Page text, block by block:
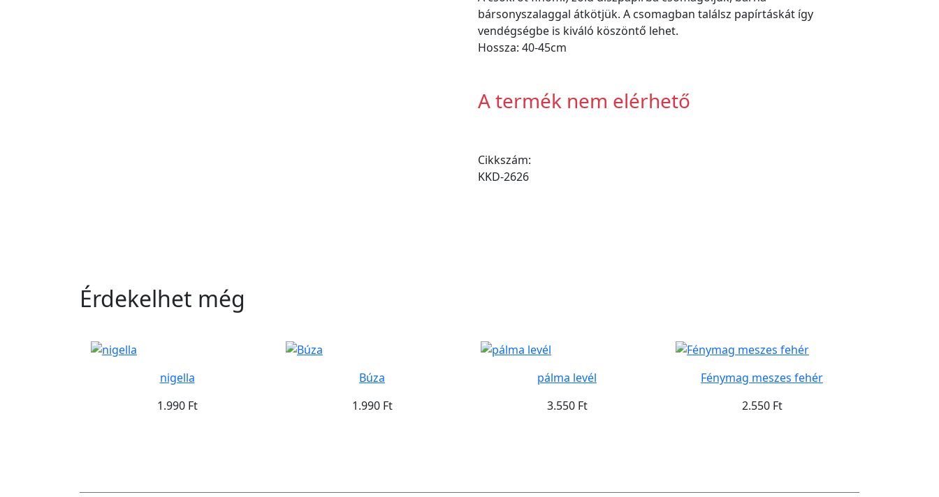
bársonyszalaggal átkötjük. A csomagban találsz papírtáskát így
vendégségbe is kiváló köszöntő lehet.
Hossza: 40-45cm
A termék nem elérhető
Cikkszám:
KKD-2626
Érdekelhet még
nigella
1.990 Ft
Búza
1.990 Ft
pálma levél
3.550 Ft
Fénymag meszes fehér
2.550 Ft